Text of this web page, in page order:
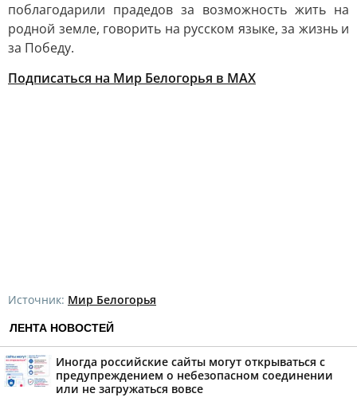
поблагодарили прадедов за возможность жить на
родной земле, говорить на русском языке, за жизнь и
за Победу.
Подписаться на Мир Белогорья в MAX
Источник: Мир Белогорья
ЛЕНТА НОВОСТЕЙ
Иногда российские сайты могут открываться с
предупреждением о небезопасном соединении
или не загружаться вовсе